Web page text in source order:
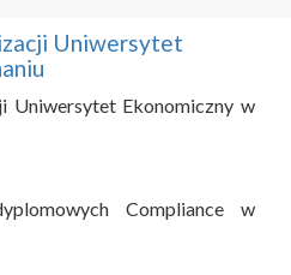
Uniwersytet
Uniwersytet Ekonomiczny w
Compliance w